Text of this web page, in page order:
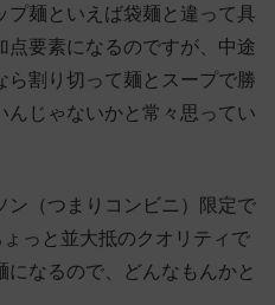
プ麺といえば袋麺と違って具
要素になるのですが、中途
割り切って麺とスープで勝
んじゃないかと常々思ってい
ン（つまりコンビニ）限定で
っと並大抵のクオリティで
なるので、どんなもんかと